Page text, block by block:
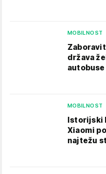
MOBILNOST
država
MOBILNOST
Istorijski
Xiaomi
najtežu